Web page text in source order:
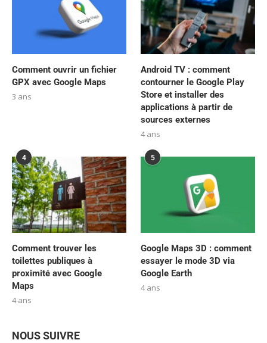
Comment ouvrir un fichier
GPX avec Google Maps
3 ans
Android TV : comment
contourner le Google Play
Store et installer des
applications à partir de
sources externes
4 ans
4
Comment trouver les
toilettes publiques à
proximité avec Google
Maps
4 ans
5
Google Maps 3D : comment
essayer le mode 3D via
Google Earth
4 ans
NOUS SUIVRE